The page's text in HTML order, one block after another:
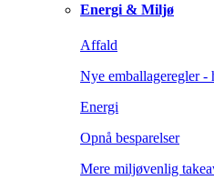
Energi & Miljø
Affald
Nye emballageregler -
Energi
Opnå besparelser
Mere miljøvenlig